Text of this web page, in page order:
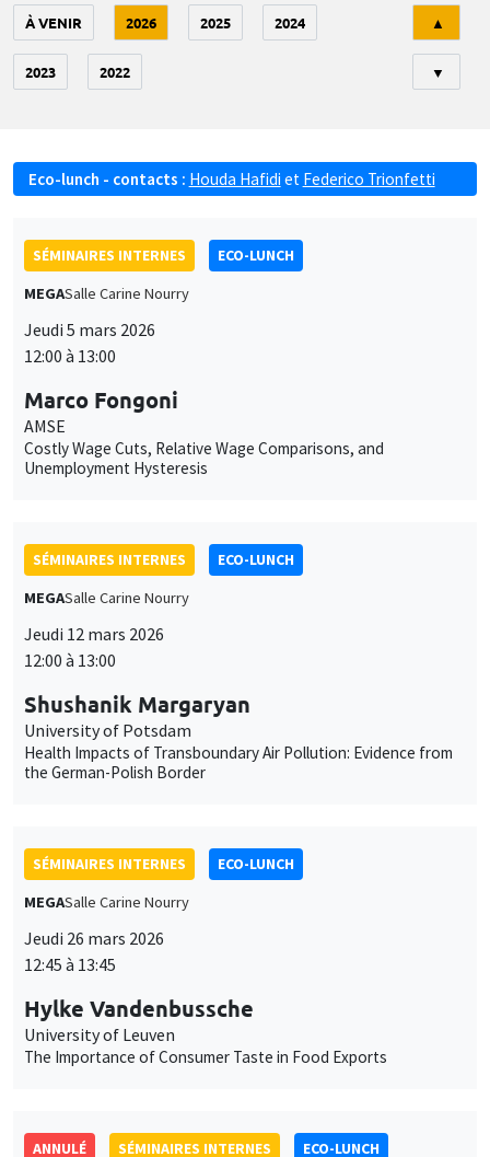
À VENIR 2026 2025 2024
2023 2022
▲
▼
Eco-lunch - contacts : Houda Hafidi et Federico Trionfetti
SÉMINAIRES INTERNES
ECO-LUNCH
MEGASalle Carine Nourry
Jeudi 5 mars 2026
12:00 à 13:00
Marco Fongoni
AMSE
Costly Wage Cuts, Relative Wage Comparisons, and
Unemployment Hysteresis
SÉMINAIRES INTERNES
ECO-LUNCH
MEGASalle Carine Nourry
Jeudi 12 mars 2026
12:00 à 13:00
Shushanik Margaryan
University of Potsdam
Health Impacts of Transboundary Air Pollution: Evidence from
the German-Polish Border
SÉMINAIRES INTERNES
ECO-LUNCH
MEGASalle Carine Nourry
Jeudi 26 mars 2026
12:45 à 13:45
Hylke Vandenbussche
University of Leuven
The Importance of Consumer Taste in Food Exports
ANNULÉ SÉMINAIRES INTERNES ECO-LUNCH